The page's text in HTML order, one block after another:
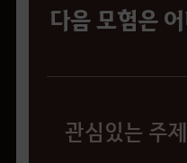
다음 모험은
관심있는 주